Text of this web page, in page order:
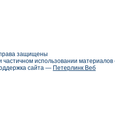
защищены
использовании
сайта — Петерлинк Веб